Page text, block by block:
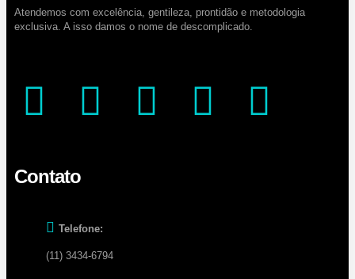
Atendemos com excelência, gentileza, prontidão e metodologia
exclusiva. A isso damos o nome de descomplicado.
Contato
Telefone:
(11) 3434-6794